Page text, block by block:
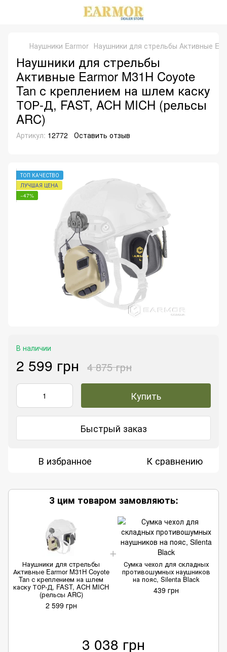
Наушники Earmor Наушники для стрельбы Активные
Наушники для стрельбы
Активные Earmor M31H Coyote
Tan с креплением на шлем каску
ТОР-Д, FAST, ACH MICH (рельсы
ARC)
Артикул: 12772 Оставить отзыв
ТОП КАЧЕСТВО
ЛУЧШАЯ ЦЕНА
−47%
В наличии
2 599 грн 4 875 грн
Купить
Быстрый заказ
В избранное К сравнению
З цим товаром замовляють:
Наушники для стрельбы
Активные Earmor M31H Coyote
Tan с креплением на шлем
каску ТОР-Д, FAST, ACH MICH
(рельсы ARC)
2 599 грн
Сумка чехол для складных
противошумных наушников
на пояс, Silenta Black
439 грн
3 038 грн